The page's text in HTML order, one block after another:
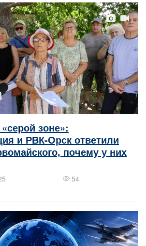
зоне»:
и РВК-Орск ответили
почему у них
54